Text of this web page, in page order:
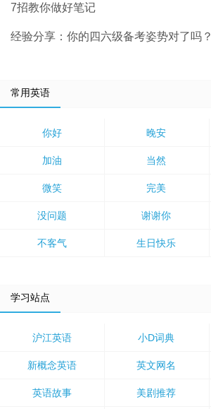
7招教你做好笔记
经验分享：你的四六级备考姿势对了吗？
常用英语
你好 晚安
加油 当然
微笑 完美
没问题 谢谢你
不客气 生日快乐
学习站点
沪江英语 小D词典
新概念英语 英文网名
英语故事 美剧推荐